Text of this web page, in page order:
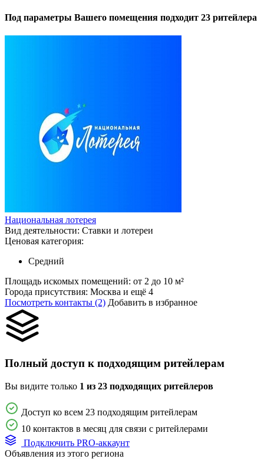
Под параметры Вашего помещения подходит 23 ритейлера
Национальная лотерея
Вид деятельности: Ставки и лотереи
Ценовая категория:
Средний
Площадь искомых помещений: от 2 до 10 м²
Города присутствия: Москва и ещё 4
Посмотреть контакты (2) Добавить в избранное
Полный доступ к подходящим ритейлерам
Вы видите только 1 из 23 подходящих ритейлеров
Доступ ко всем 23 подходящим ритейлерам
10 контактов в месяц для связи с ритейлерами
Подключить PRO-аккаунт
Объявления из этого региона